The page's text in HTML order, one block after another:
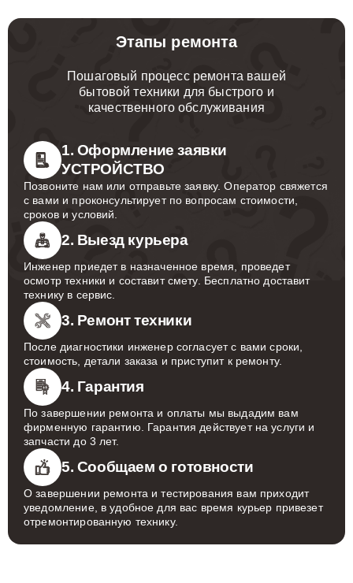
Этапы ремонта
Пошаговый процесс ремонта вашей
бытовой техники для быстрого и
качественного обслуживания
1. Оформление заявки
УСТРОЙСТВО
Позвоните нам или отправьте заявку. Оператор свяжется
с вами и проконсультирует по вопросам стоимости,
сроков и условий.
2. Выезд курьера
Инженер приедет в назначенное время, проведет
осмотр техники и составит смету. Бесплатно доставит
технику в сервис.
3. Ремонт техники
После диагностики инженер согласует с вами сроки,
стоимость, детали заказа и приступит к ремонту.
4. Гарантия
По завершении ремонта и оплаты мы выдадим вам
фирменную гарантию. Гарантия действует на услуги и
запчасти до 3 лет.
5. Сообщаем о готовности
О завершении ремонта и тестирования вам приходит
уведомление, в удобное для вас время курьер привезет
отремонтированную технику.